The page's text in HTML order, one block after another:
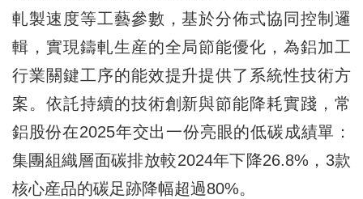
軋製速度等工藝參數，基於分佈式協同控制邏
輯，實現鑄軋生産的全局節能優化，為鋁加工
行業關鍵工序的能效提升提供了系統性技術方
案。依託持續的技術創新與節能降耗實踐，常
鋁股份在2025年交出一份亮眼的低碳成績單：
集團組織層面碳排放較2024年下降26.8%，3款
核心産品的碳足跡降幅超過80%。